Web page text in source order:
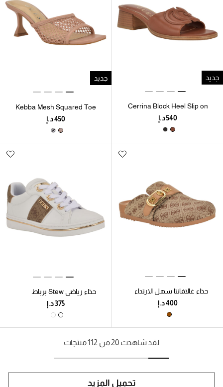
جديد
Cerrina Block Heel Slip on
Mule Sandal
⁦540⁩ د.إ
جديد
Kebba Mesh Squared Toe
Slip-On Dress Sandals
حذاء غالافانتا سهل الارتداء
⁦400⁩ د.إ
حذاء رياضي Stew برباط
أمامي منخفض الارتفاع
لقد شاهدت 20 من 112 منتجات
تحميل المزيد